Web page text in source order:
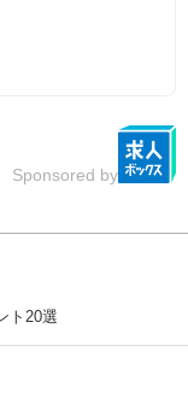
Sponsored by
ト20選